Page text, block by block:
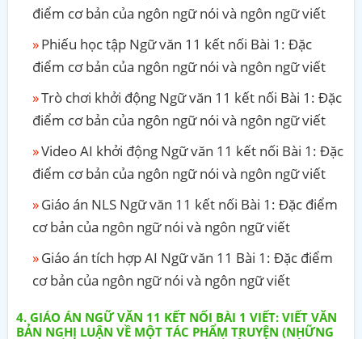
điểm cơ bản của ngôn ngữ nói và ngôn ngữ viết
Phiếu học tập Ngữ văn 11 kết nối Bài 1: Đặc
điểm cơ bản của ngôn ngữ nói và ngôn ngữ viết
Trò chơi khởi động Ngữ văn 11 kết nối Bài 1: Đặc
điểm cơ bản của ngôn ngữ nói và ngôn ngữ viết
Video AI khởi động Ngữ văn 11 kết nối Bài 1: Đặc
điểm cơ bản của ngôn ngữ nói và ngôn ngữ viết
Giáo án NLS Ngữ văn 11 kết nối Bài 1: Đặc điểm
cơ bản của ngôn ngữ nói và ngôn ngữ viết
Giáo án tích hợp AI Ngữ văn 11 Bài 1: Đặc điểm
cơ bản của ngôn ngữ nói và ngôn ngữ viết
GIÁO ÁN NGỮ VĂN 11 KẾT NỐI BÀI 1 VIẾT: VIẾT VĂN
BẢN NGHỊ LUẬN VỀ MỘT TÁC PHẨM TRUYỆN (NHỮNG